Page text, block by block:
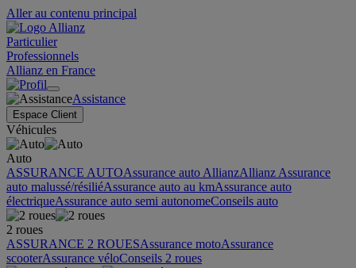
Aller au contenu principal
Particulier
Professionnels
Allianz en France
Assistance
Espace Client
Véhicules
Auto
ASSURANCE AUTOAssurance auto AllianzAllianz Assurance
auto malussé/résiliéAssurance auto au kmAssurance auto
électriqueAssurance auto semi autonomeConseils auto
2 roues
ASSURANCE 2 ROUESAssurance motoAssurance
scooterAssurance véloConseils 2 roues